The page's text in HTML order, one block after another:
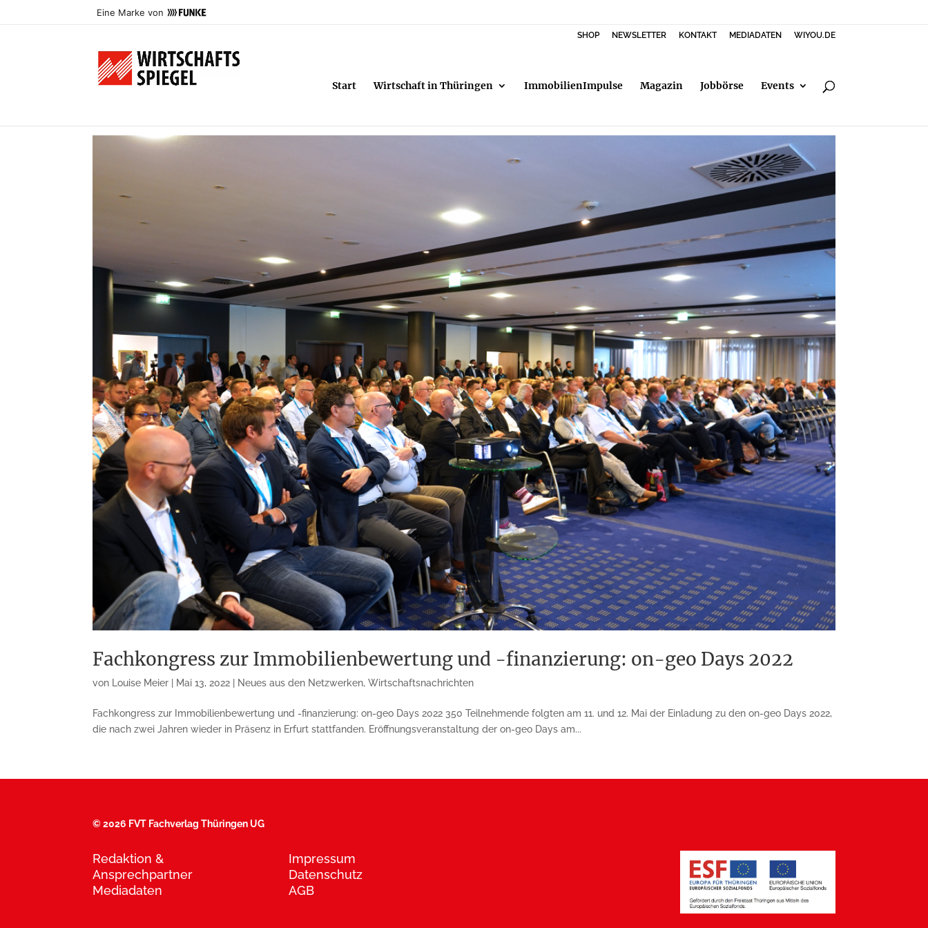
Eine Marke von
SHOP NEWSLETTER KONTAKT MEDIADATEN WIYOU.DE
Start Wirtschaft in Thüringen ImmobilienImpulse Magazin Jobbörse Events
Fachkongress zur Immobilienbewertung und -finanzierung: on-geo Days 2022
von Louise Meier Mai 13, 2022 Neues aus den Netzwerken,Wirtschaftsnachrichten
Fachkongress zur Immobilienbewertung und -finanzierung: on-geo Days 2022 350 Teilnehmende folgten am 11. und 12. Mai der Einladung zu den on-geo Days 2022,
die nach zwei Jahren wieder in Präsenz in Erfurt stattfanden. Eröffnungsveranstaltung der on-geo Days am...
©2026 FVT Fachverlag Thüringen UG
Redaktion &
Ansprechpartner
Mediadaten
Impressum
Datenschutz
AGB